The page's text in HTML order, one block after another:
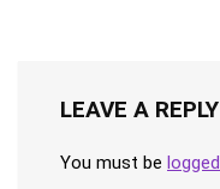
LEAVE A REPLY
You must be